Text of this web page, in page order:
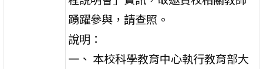
踴躍參與，請查照。
說明：
一、 本校科學教育中心執行教育部大